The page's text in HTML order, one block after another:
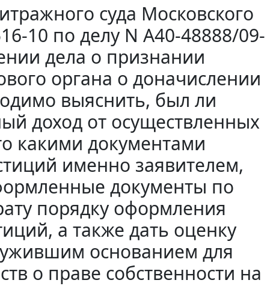
суда Московского
10 по делу N А40-48888/09-
дела о признании
органа о доначислении
выяснить, был ли
доход от осуществленных
какими документами
именно заявителем,
документы по
порядку оформления
а также дать оценку
основанием для
о праве собственности на